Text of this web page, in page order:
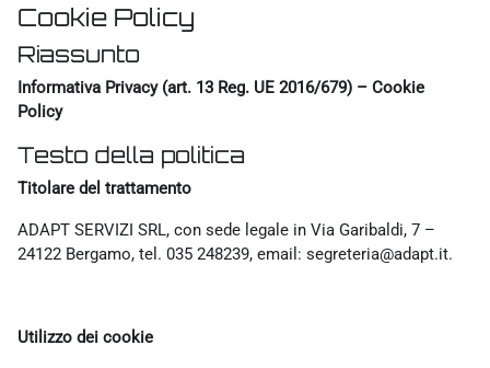
Cookie Policy
Riassunto
Informativa Privacy (art. 13 Reg. UE 2016/679) – Cookie
Policy
Testo della politica
Titolare del trattamento
ADAPT SERVIZI SRL, con sede legale in Via Garibaldi, 7 –
24122 Bergamo, tel. 035 248239, email: segreteria@adapt.it.
Utilizzo dei cookie